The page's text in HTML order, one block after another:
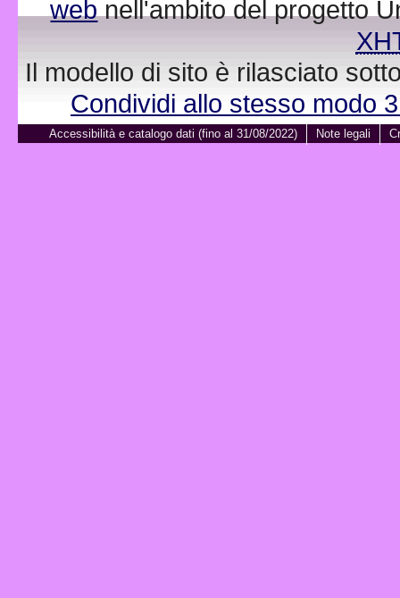
webnell'ambito del progetto
Il modello di sito è rilasciato
Condividi allo stesso modo
Accessibilità e catalogo dati (fino al 31/08/2022) Note legali